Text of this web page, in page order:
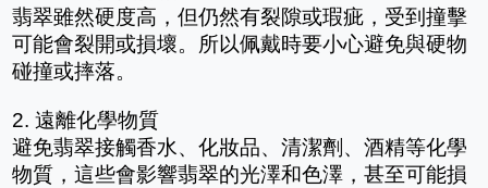
翡翠雖然硬度高，但仍然有裂隙或瑕疵，受到撞擊
可能會裂開或損壞。所以佩戴時要小心避免與硬物
碰撞或摔落。
2. 遠離化學物質
避免翡翠接觸香水、化妝品、清潔劑、酒精等化學
物質，這些會影響翡翠的光澤和色澤，甚至可能損